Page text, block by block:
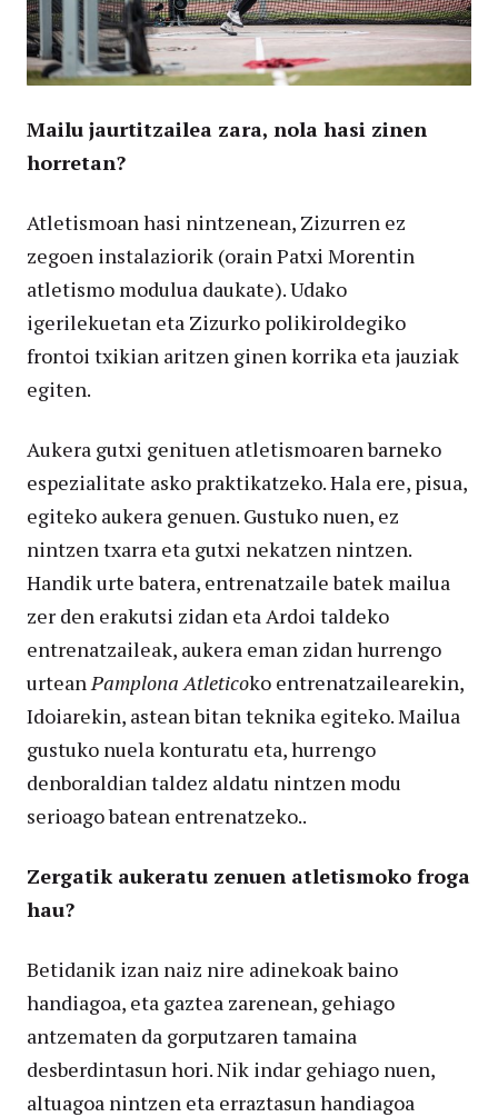
Mailu jaurtitzailea zara, nola hasi zinen
horretan?
Atletismoan hasi nintzenean, Zizurren ez
zegoen instalaziorik (orain Patxi Morentin
atletismo modulua daukate). Udako
igerilekuetan eta Zizurko polikiroldegiko
frontoi txikian aritzen ginen korrika eta jauziak
egiten.
Aukera gutxi genituen atletismoaren barneko
espezialitate asko praktikatzeko. Hala ere, pisua,
egiteko aukera genuen. Gustuko nuen, ez
nintzen txarra eta gutxi nekatzen nintzen.
Handik urte batera, entrenatzaile batek mailua
zer den erakutsi zidan eta Ardoi taldeko
entrenatzaileak, aukera eman zidan hurrengo
urteanPamplona Atleticoko entrenatzailearekin,
Idoiarekin, astean bitan teknika egiteko. Mailua
gustuko nuela konturatu eta, hurrengo
denboraldian taldez aldatu nintzen modu
serioago batean entrenatzeko..
Zergatik aukeratu zenuen atletismoko froga
hau?
Betidanik izan naiz nire adinekoak baino
handiagoa, eta gaztea zarenean, gehiago
antzematen da gorputzaren tamaina
desberdintasun hori. Nik indar gehiago nuen,
altuagoa nintzen eta erraztasun handiagoa